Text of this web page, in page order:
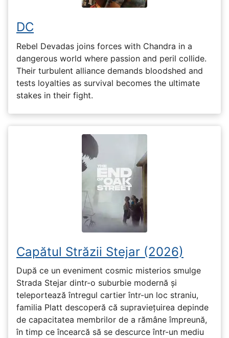
DC
Rebel Devadas joins forces with Chandra in a
dangerous world where passion and peril collide.
Their turbulent alliance demands bloodshed and
tests loyalties as survival becomes the ultimate
stakes in their fight.
Capătul Străzii Stejar (2026)
După ce un eveniment cosmic misterios smulge
Strada Stejar dintr-o suburbie modernă și
teleportează întregul cartier într-un loc straniu,
familia Platt descoperă că supraviețuirea depinde
de capacitatea membrilor de a rămâne împreună,
în timp ce încearcă să se descurce într-un mediu